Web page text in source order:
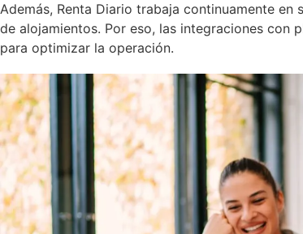
Además, Renta Diario trabaja continuamente
de alojamientos. Por eso, las integraciones con
para optimizar la operación.